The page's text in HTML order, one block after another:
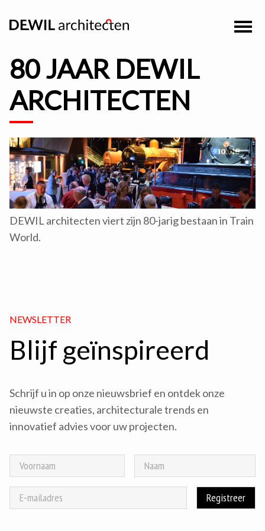
80 JAAR DEWIL
ARCHITECTEN
DEWIL architecten viert zijn 80-jarig bestaan in Train
World.
NEWSLETTER
Blijf geïnspireerd
Schrijf u in op onze nieuwsbrief en ontdek onze
nieuwste creaties, architecturale trends en
innovatief advies voor uw projecten.